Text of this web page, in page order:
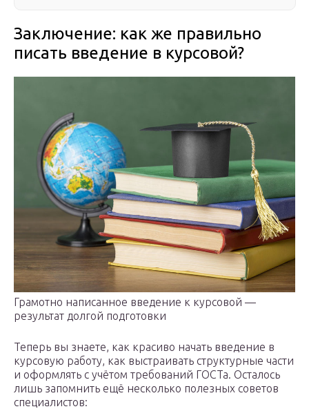
Заключение: как же правильно
писать введение в курсовой?
Грамотно написанное введение к курсовой —
результат долгой подготовки
Теперь вы знаете, как красиво начать введение в
курсовую работу, как выстраивать структурные части
и оформлять с учётом требований ГОСТа. Осталось
лишь запомнить ещё несколько полезных советов
специалистов: